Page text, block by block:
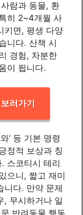
람과 동물, 환
히 2~4개월 사
키면, 평생 다양
니다. 산책 시
경험, 차분한
이 됩니다.
러가기
와’ 등 기본 명령
정적 보상과 칭
스코티시 테리
으니, 짧고 재미
니다. 만약 문제
, 무시하거나 일